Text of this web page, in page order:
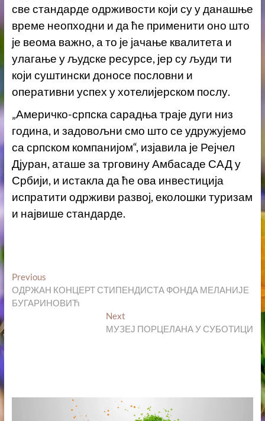
све стандарде одрживости који су у данашње
време неопходни и да ће применити оно што
је веома важно, а то је јачање квалитета и
улагање у људске ресурсе, јер су људи ти
који суштински доносе пословни и
оперативни успех у хотелијерском послу.
„Америчко-српска сарадња траје дуги низ
година, и задовољни смо што се удружујемо
са српском компанијом“, изјавила је Рејчел
Дјуран, аташе за трговину Амбасаде САД у
Србији, и истакла да ће ова инвестиција
испратити одрживи развој, еколошки туризам
и највише стандарде.
Кретање
чланка
PreviousPrevious
post:
ОДРЖАН КОНЦЕРТ СТИПЕНДИСТА ФОНДА МЕЛАНИЈЕ
БУГАРИНОВИЋ
Next
post:
МУЗЕЈ ПОРЦЕЛАНА У СУБОТИЦИ